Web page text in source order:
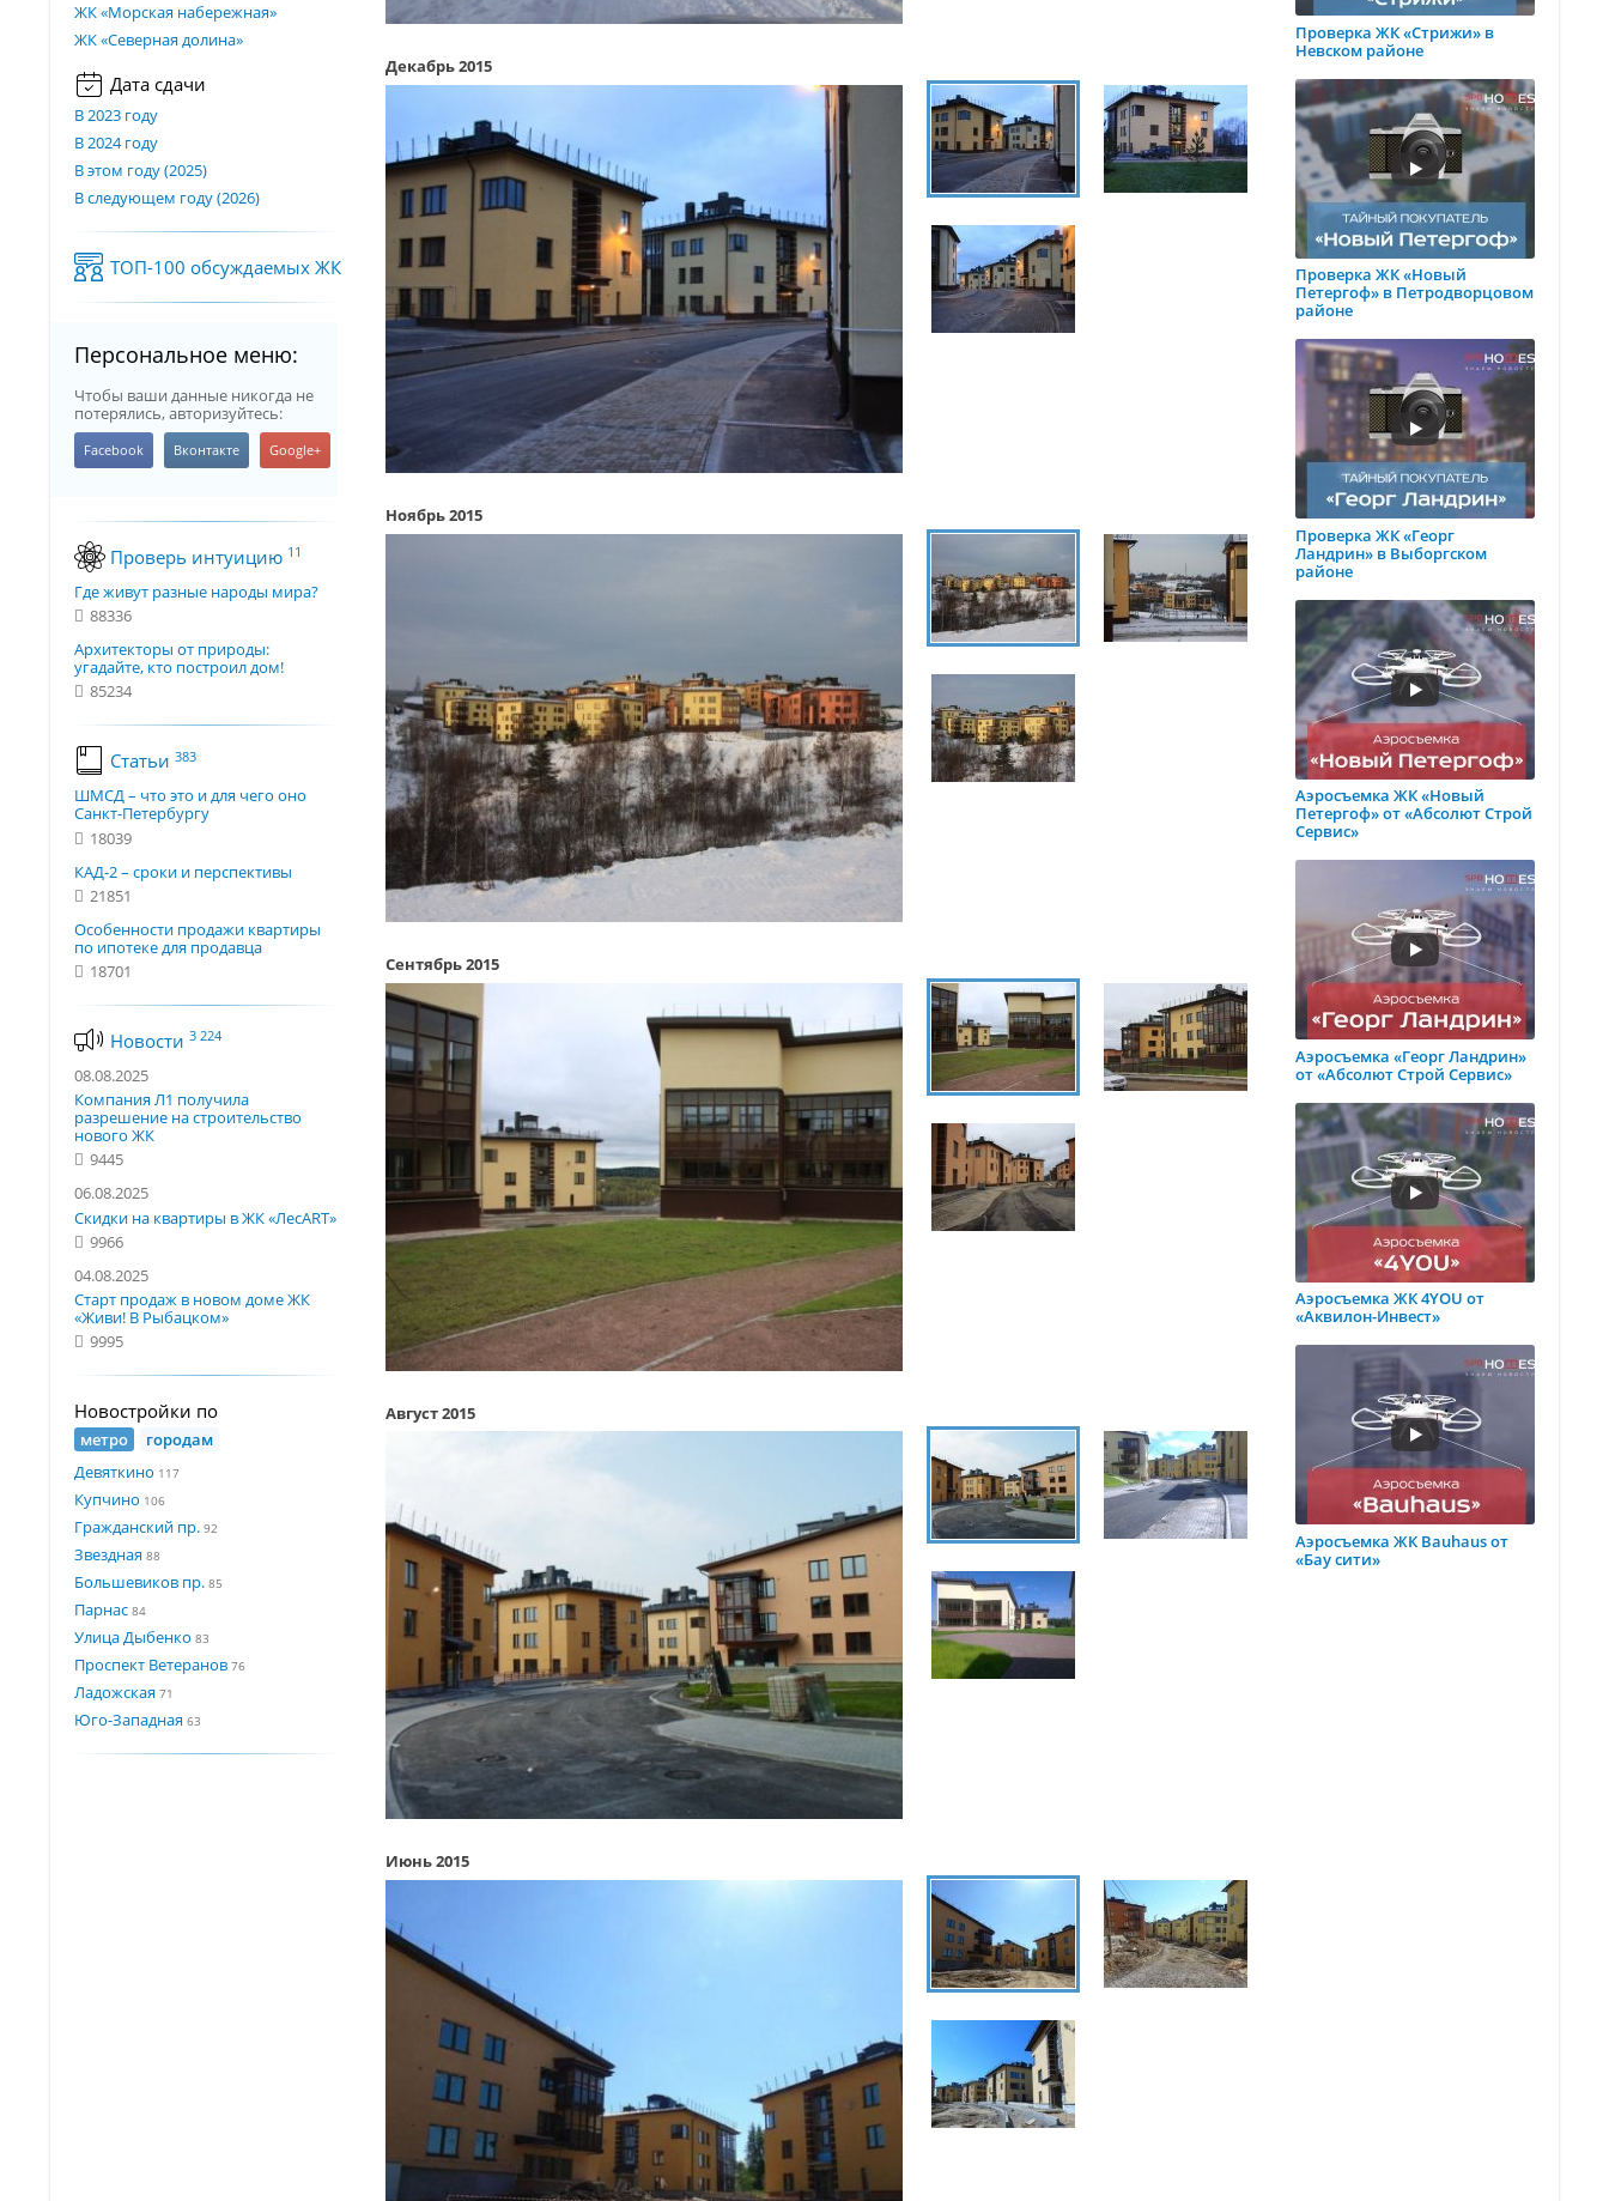
ЖК «Морская набережная»
ЖК «Северная долина»
Дата сдачи
В 2023 году
В 2024 году
В этом году (2025)
В следующем году (2026)
ТОП-100 обсуждаемых ЖК
Персональное меню:
Чтобы ваши данные никогда не
потерялись, авторизуйтесь:
Проверь интуицию 11
Где живут разные народы мира?
88336
Архитекторы от природы:
угадайте, кто построил дом!
85234
Статьи 383
ШМСД – что это и для чего оно
Санкт-Петербургу
18039
КАД-2 – сроки и перспективы
21851
Особенности продажи квартиры
по ипотеке для продавца
18701
Новости 3 224
08.08.2025
Компания Л1 получила
разрешение на строительство
нового ЖК
9445
06.08.2025
Скидки на квартиры в ЖК «ЛесART»
9966
04.08.2025
Старт продаж в новом доме ЖК
«Живи! В Рыбацком»
9995
Новостройки по
метро
городам
Девяткино 117
Купчино 106
Гражданский пр. 92
Звездная 88
Большевиков пр. 85
Парнас 84
Улица Дыбенко 83
Проспект Ветеранов 76
Ладожская 71
Юго-Западная 63
Декабрь 2015
Ноябрь 2015
Сентябрь 2015
Август 2015
Июнь 2015
Проверка ЖК «Стрижи» в
Невском районе
Проверка ЖК «Новый
Петергоф» в Петродворцовом
районе
Проверка ЖК «Георг
Ландрин» в Выборгском
районе
Аэросъемка ЖК «Новый
Петергоф» от «Абсолют Строй
Сервис»
Аэросъемка «Георг Ландрин»
от «Абсолют Строй Сервис»
Аэросъемка ЖК 4YOU от
«Аквилон-Инвест»
Аэросъемка ЖК Bauhaus от
«Бау сити»